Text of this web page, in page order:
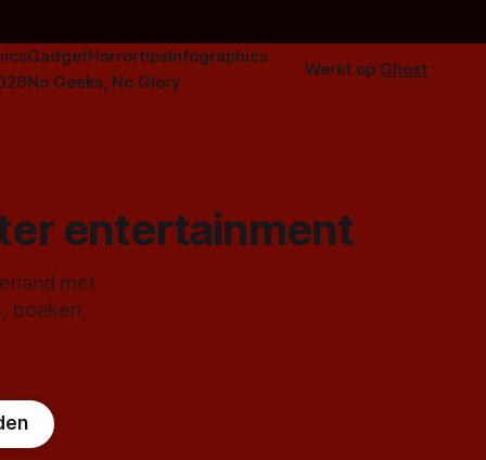
GadgetHorrortipsInfographics
No Geeks, No Glory
Werkt op Ghost
entertainment
met
boeken,